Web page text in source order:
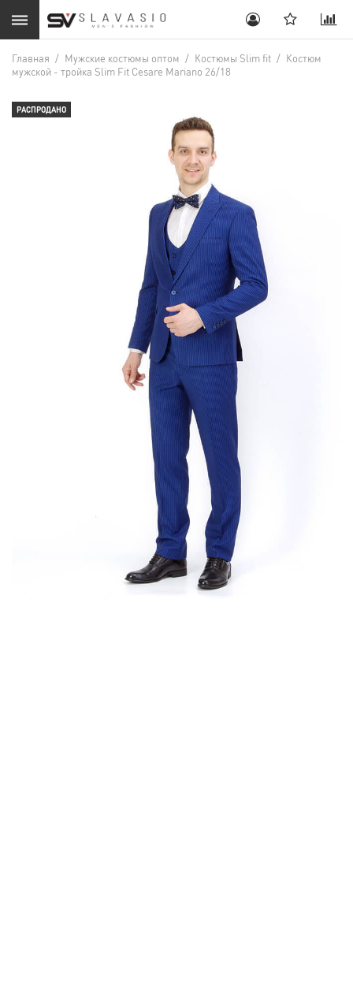
Главная / Мужские костюмы оптом / Костюмы Slim fit / Костюм
мужской - тройка Slim Fit Cesare Mariano 26/18
РАСПРОДАНО